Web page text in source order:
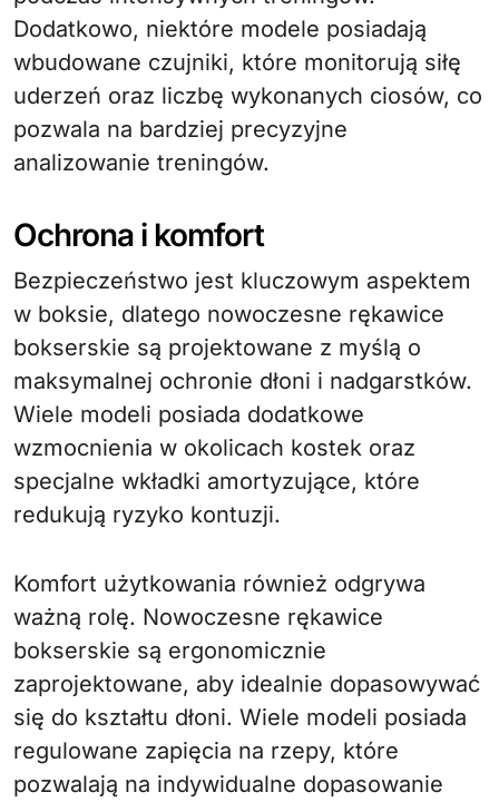
Dodatkowo, niektóre modele posiadają
wbudowane czujniki, które monitorują siłę
uderzeń oraz liczbę wykonanych ciosów, co
pozwala na bardziej precyzyjne
analizowanie treningów.
Ochrona i komfort
Bezpieczeństwo jest kluczowym aspektem
w boksie, dlatego nowoczesne rękawice
bokserskie są projektowane z myślą o
maksymalnej ochronie dłoni i nadgarstków.
Wiele modeli posiada dodatkowe
wzmocnienia w okolicach kostek oraz
specjalne wkładki amortyzujące, które
redukują ryzyko kontuzji.
Komfort użytkowania również odgrywa
ważną rolę. Nowoczesne rękawice
bokserskie są ergonomicznie
zaprojektowane, aby idealnie dopasowywać
się do kształtu dłoni. Wiele modeli posiada
regulowane zapięcia na rzepy, które
pozwalają na indywidualne dopasowanie